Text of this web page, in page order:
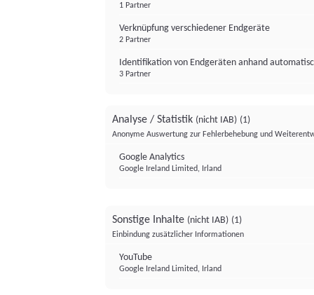
1 Partner
Verknüpfung verschiedener Endgeräte
2 Partner
Identifikation von Endgeräten anhand
3 Partner
Analyse / Statistik (nicht IAB) (1)
Anonyme Auswertung zur Fehlerbehebung und
Google Analytics
Google Ireland Limited, Irland
Sonstige Inhalte (nicht IAB) (1)
Einbindung zusätzlicher Informationen
YouTube
Google Ireland Limited, Irland